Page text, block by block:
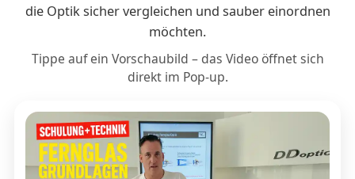
die Optik sicher vergleichen und sauber einordnen
möchten.
Tippe auf ein Vorschaubild – das Video öffnet sich
direkt im Pop-up.